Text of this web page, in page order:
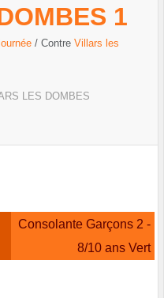
1
/ Contre Villars les
LES DOMBES
Consolante Garçons 2 -
8/10 ans Vert